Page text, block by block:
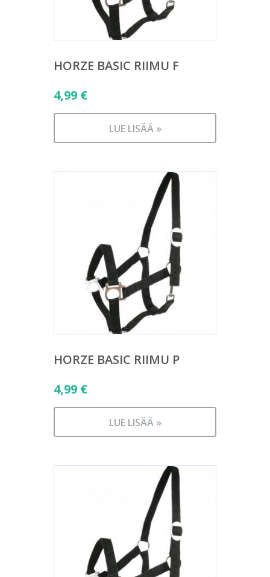
HORZE BASIC RIIMU F
4,99 €
LUE LISÄÄ »
HORZE BASIC RIIMU P
4,99 €
LUE LISÄÄ »